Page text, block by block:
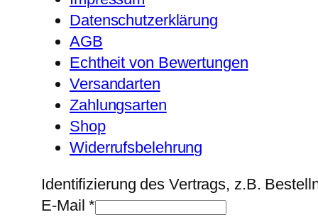
Datenschutzerklärung
AGB
Echtheit von Bewertungen
Versandarten
Zahlungsarten
Shop
Widerrufsbelehrung
Identifizierung des Vertrags, z.B.
E-Mail*